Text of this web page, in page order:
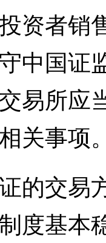
资者销
中国证
易所应
关事项
交易
度基本